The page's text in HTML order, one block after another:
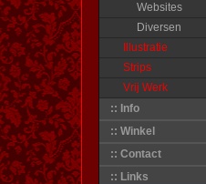
Websites
Diversen
Illustratie
Strips
Vrij Werk
:: Info
:: Winkel
:: Contact
:: Links